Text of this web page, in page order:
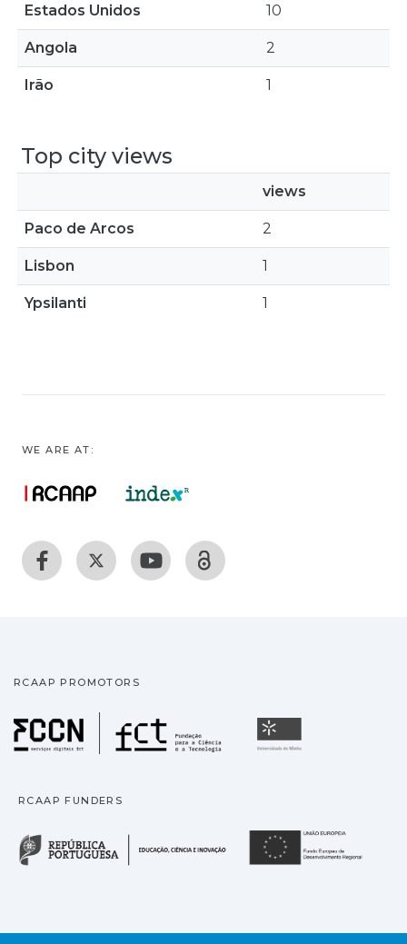
Estados Unidos 10
Angola 2
Irão 1
Top city views
views
Paco de Arcos 2
Lisbon 1
Ypsilanti 1
WE ARE AT:
RCAAP PROMOTORS
Fundação para a
RCAAP FUNDERS
República Portuguesa